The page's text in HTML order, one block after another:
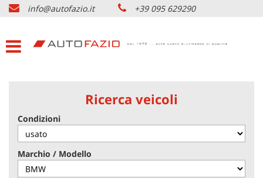
HOME
LISTA VEICOLI USATO
SERVIZI & PARTNERS
NOLEGGIO AUTO CATANIA
info@autofazio.it +39 095 629290
Ricerca veicoli
Condizioni
Marchio / Modello
preferenze
di
pannello
ti
consente
di
esprimere